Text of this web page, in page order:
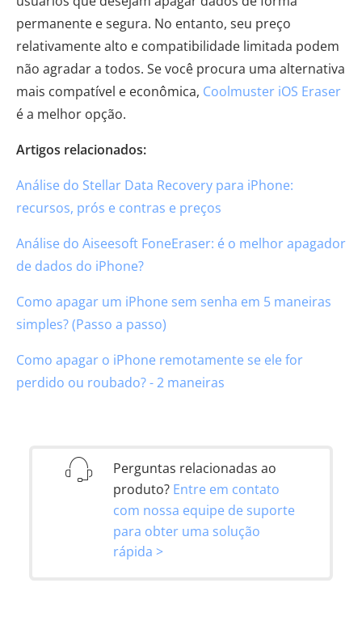
permanente e segura. No entanto, seu preço
relativamente alto e compatibilidade limitada podem
não agradar a todos. Se você procura uma alternativa
mais compatível e econômica, Coolmuster iOS Eraser
é a melhor opção.
Artigos relacionados:
Análise do Stellar Data Recovery para iPhone:
recursos, prós e contras e preços
Análise do Aiseesoft FoneEraser: é o melhor apagador
de dados do iPhone?
Como apagar um iPhone sem senha em 5 maneiras
simples? (Passo a passo)
Como apagar o iPhone remotamente se ele for
perdido ou roubado? - 2 maneiras
Perguntas relacionadas ao
produto? Entre em contato
com nossa equipe de suporte
para obter uma solução
rápida >